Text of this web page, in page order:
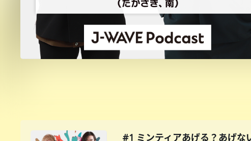
#1 ミンティアあげる？あげな